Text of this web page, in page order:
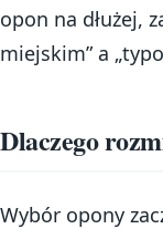
opon na dłużej,
miejskim” a
Dlaczego
Wybór opony